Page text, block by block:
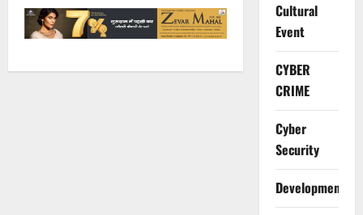
Cultural
Event
CYBER
CRIME
Cyber
Security
Development